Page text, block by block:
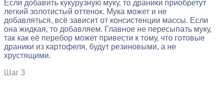
Если добавить кукурузную муку, то драники приобретут
легкий золотистый оттенок. Мука может и не
добавляться, всё зависит от консистенции массы. Если
она жидкая, то добавляем. Главное не пересыпать муку,
так как её перебор может привести к тому, что готовые
драники из картофеля, будут резиновыми, а не
хрустящими.
Шаг 3